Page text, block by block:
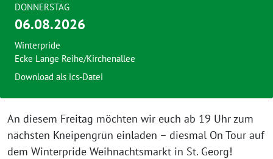
An diesem Freitag möchten wir euch ab 19 Uhr zum
nächsten Kneipengrün einladen – diesmal On Tour auf
dem Winterpride Weihnachtsmarkt in St. Georg!
DONNERSTAG
06.08.2026
Winterpride
Ecke Lange Reihe/Kirchenallee
Download als ics-Datei